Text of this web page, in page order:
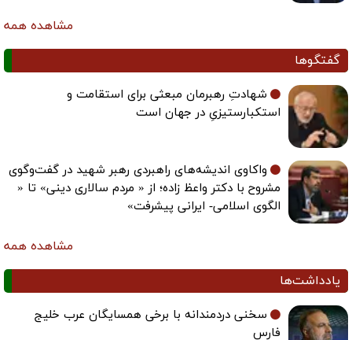
مشاهده همه
گفتگوها
شهادتِ رهبرمان مبعثی برای استقامت و
استکبارستیزیِ در جهان است
واکاوی اندیشه‌های راهبردی رهبر شهید در گفت‌وگوی
مشروح با دکتر واعظ زاده؛ از « مردم سالاری دینی» تا «
الگوی اسلامی- ایرانی پیشرفت»
مشاهده همه
یادداشت‌ها
سخنی دردمندانه با برخی همسایگان عرب خلیج
فارس